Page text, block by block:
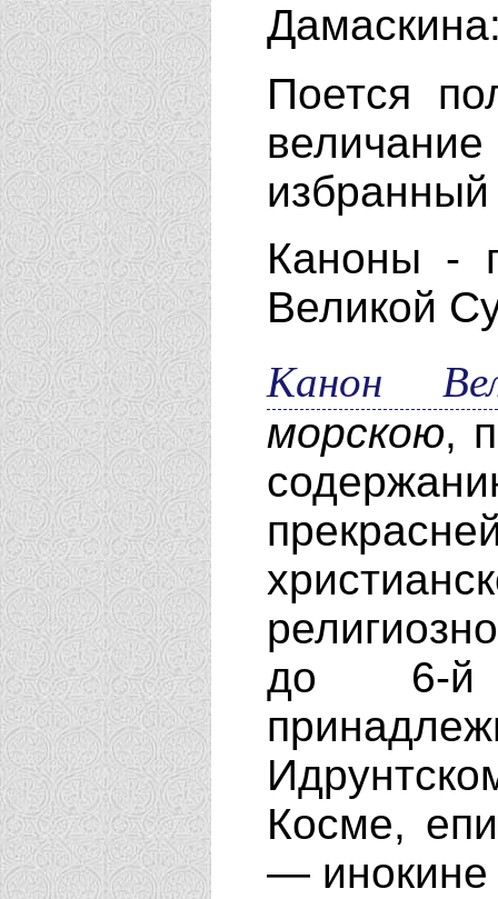
Поется
Каноны -
Великой
Канон
морскою,
до 6-й
Косме,
— инокине